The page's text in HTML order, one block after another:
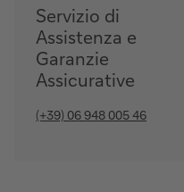
Servizio di
Assistenza e
Garanzie
Assicurative
(+39) 06 948 005 46